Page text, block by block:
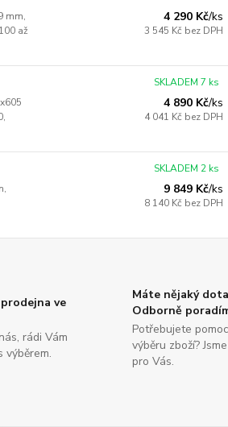
mm,
až
4 290 Kč/ks
3 545 Kč bez DPH
4 890 Kč/ks
4 041 Kč bez DPH
SKLADEM 7 ks
9 849 Kč/ks
8 140 Kč bez DPH
SKLADEM 2 ks
ve
rádi Vám
výběrem.
Máte nějaký
Odborně
Potřebujete
výběru zboží?
pro Vás.